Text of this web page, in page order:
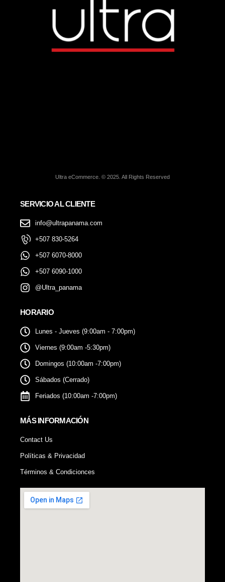
Ultra eCommerce. © 2025. All Rights Reserved
SERVICIO AL CLIENTE
info@ultrapanama.com
+507 830-5264
+507 6070-8000
+507 6090-1000
@Ultra_panama
HORARIO
Lunes - Jueves (9:00am - 7:00pm)
Viernes (9:00am -5:30pm)
Domingos (10:00am -7:00pm)
Sábados (Cerrado)
Feriados (10:00am -7:00pm)
MÁS INFORMACIÓN
Contact Us
Políticas & Privacidad
Términos & Condicionces